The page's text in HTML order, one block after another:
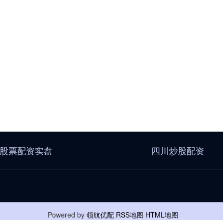
股票配资实盘 四川炒股配资
Powered by 领航优配 RSS地图 HTML地图